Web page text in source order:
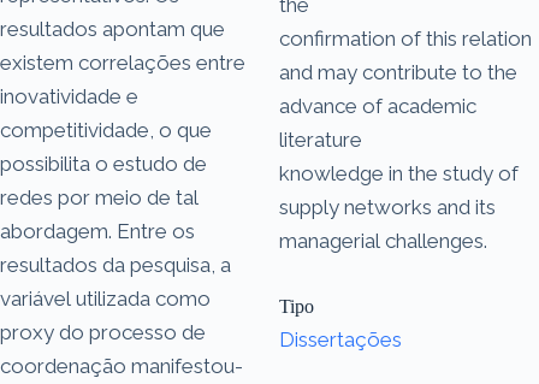
resultados apontam que
existem correlações entre
inovatividade e
competitividade, o que
possibilita o estudo de
redes por meio de tal
abordagem. Entre os
resultados da pesquisa, a
variável utilizada como
proxy do processo de
coordenação manifestou-
confirmation of this relation
and may contribute to the
advance of academic
literature
knowledge in the study of
supply networks and its
managerial challenges.
Tipo
Dissertações